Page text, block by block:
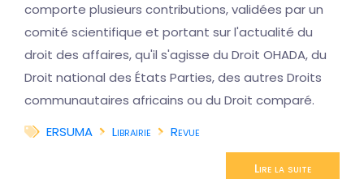
comporte plusieurs contributions, validées par un
comité scientifique et portant sur l'actualité du
droit des affaires, qu'il s'agisse du Droit OHADA, du
Droit national des États Parties, des autres Droits
communautaires africains ou du Droit comparé.
ERSUMA
Librairie Revue
Lire la suite